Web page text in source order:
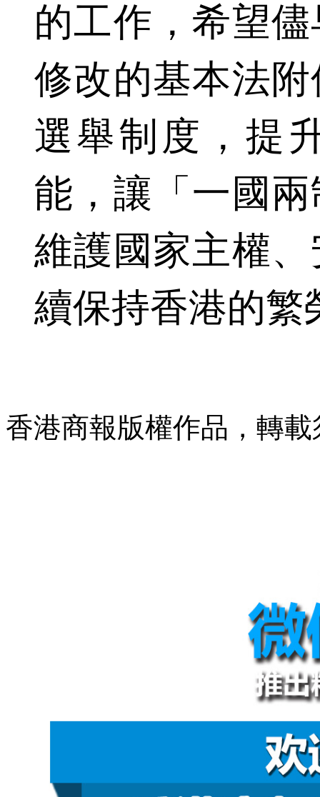
的工作，希望
修改的基本法
選舉制度，提
能，讓「一國
維護國家主權
續保持香港的繁
香港商報版權作品，轉